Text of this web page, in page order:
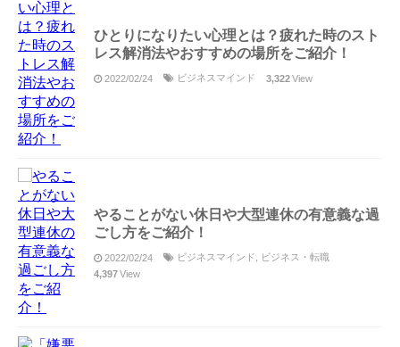
ひとりになりたい心理とは？疲れた時のスト
レス解消法やおすすめの場所をご紹介！
2022/02/24 ビジネスマインド 3,322View
やることがない休日や大型連休の有意義な過
ごし方をご紹介！
2022/02/24 ビジネスマインド
ビジネス・転職
4,397View